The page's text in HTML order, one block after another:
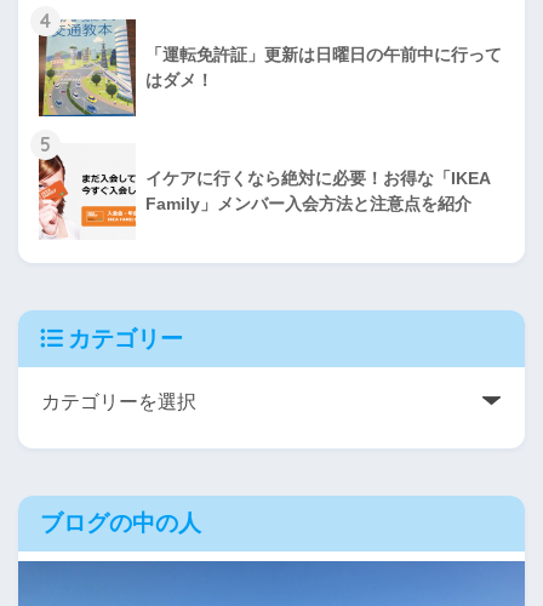
4
「運転免許証」更新は日曜日の午前中に行って
はダメ！
5
イケアに行くなら絶対に必要！お得な「IKEA
Family」メンバー入会方法と注意点を紹介
カテゴリー
ブログの中の人